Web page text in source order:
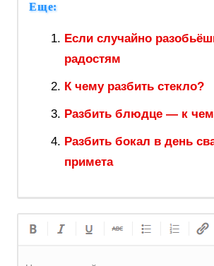
Еще:
Если случайно
радостям
К чему разбить стекло?
Разбить блюдце — к
Разбить бокал в день
примета